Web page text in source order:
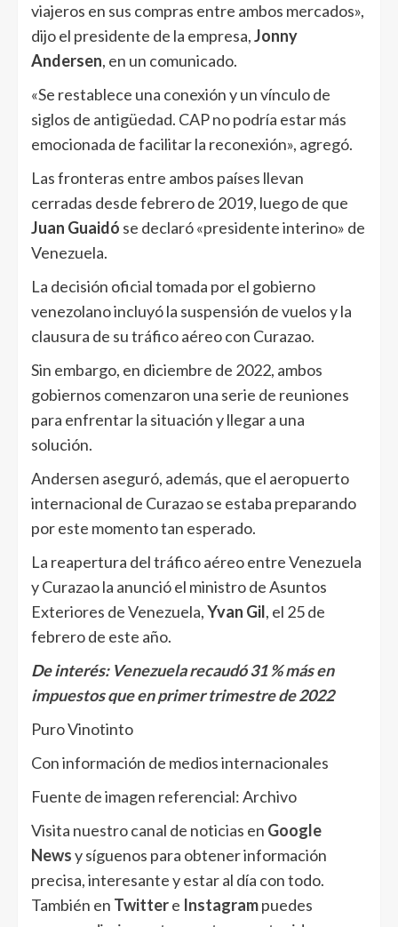
viajeros en sus compras entre ambos mercados»,
dijo el presidente de la empresa,Jonny
Andersen, en un comunicado.
«Se restablece una conexión y un vínculo de
siglos de antigüedad. CAP no podría estar más
emocionada de facilitar la reconexión», agregó.
Las fronteras entre ambos países llevan
cerradas desde febrero de 2019, luego de que
Juan Guaidó se declaró «presidente interino» de
Venezuela.
La decisión oficial tomada por el gobierno
venezolano incluyó la suspensión de vuelos y la
clausura de su tráfico aéreo con Curazao.
Sin embargo, en diciembre de 2022, ambos
gobiernos comenzaron una serie de reuniones
para enfrentar la situación y llegar a una
solución.
Andersen aseguró, además, que el aeropuerto
internacional de Curazao se estaba preparando
por este momento tan esperado.
La reapertura del tráfico aéreo entre Venezuela
y Curazao la anunció el ministro de Asuntos
Exteriores de Venezuela,Yvan Gil, el 25 de
febrero de este año.
De interés: Venezuela recaudó 31 % más en
impuestos que en primer trimestre de 2022
Puro Vinotinto
Con información de medios internacionales
Fuente de imagen referencial: Archivo
Visita nuestro canal de noticias en Google
Newsy síguenos para obtener información
precisa, interesante y estar al día con todo.
También en Twittere Instagrampuedes